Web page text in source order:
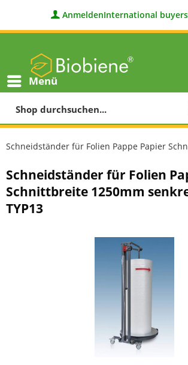
AnmeldenInternational buyers
Menü
Schneidständer für Folien Pappe Papier
Schneidständer für Folien
Schnittbreite 1250mm
TYP13